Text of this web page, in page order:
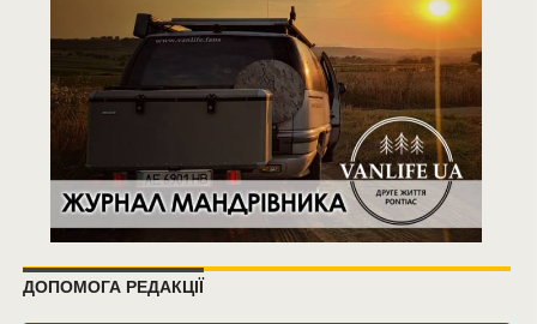
ДОПОМОГА РЕДАКЦІЇ